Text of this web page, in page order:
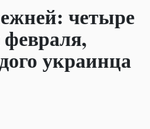
четыре
украинца